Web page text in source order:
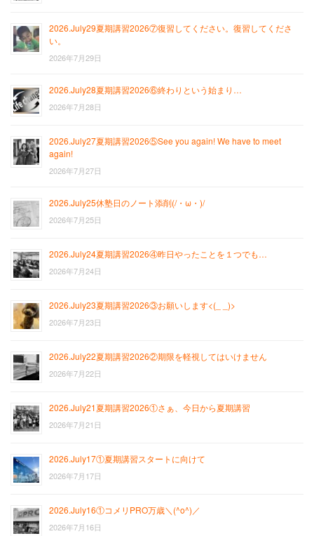
2026.July29夏期講習2026⑦復習してください。復習してくださ
い。
2026年7月29日
2026.July28夏期講習2026⑥終わりという始まり…
2026年7月28日
2026.July27夏期講習2026⑤See you again! We have to meet
again!
2026年7月27日
2026.July25休塾日のノート添削(/・ω・)/
2026年7月25日
2026.July24夏期講習2026④昨日やったことを１つでも…
2026年7月24日
2026.July23夏期講習2026③お願いします<(_ _)>
2026年7月23日
2026.July22夏期講習2026②期限を軽視してはいけません
2026年7月22日
2026.July21夏期講習2026①さぁ、今日から夏期講習
2026年7月21日
2026.July17①夏期講習スタートに向けて
2026年7月17日
2026.July16①コメリPRO万歳＼(^o^)／
2026年7月16日